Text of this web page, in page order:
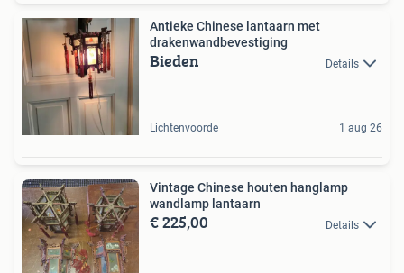
Antieke Chinese lantaarn met
drakenwandbevestiging
Bieden Details
Lichtenvoorde 1 aug 26
Vintage Chinese houten hanglamp
wandlamp lantaarn
€ 225,00 Details